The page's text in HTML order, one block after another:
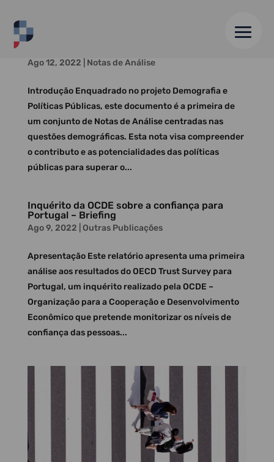
Sustentabilidade demográfica e políticas de
Ago 12, 2022 Notas de Análise
Introdução Enquadrado no projeto Demografia e
Políticas Públicas, este documento é a primeira de
um conjunto de Notas de Análise centradas nas
questões demográficas. Esta nota visa compreender
o contributo e as potencialidades das políticas
públicas para superar o...
Inquérito da OCDE sobre a confiança para
Portugal – Briefing
Ago 9, 2022 Outras Publicações
Apresentação Este relatório apresenta uma primeira
análise aos resultados do OECD Trust Survey para
Portugal, um inquérito realizado pela OCDE –
Organização para a Cooperação e Desenvolvimento
Econômico que pretende monitorizar os níveis de
confiança das pessoas...